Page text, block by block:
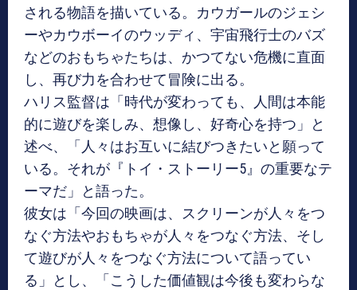
される物語を描いている。カウガールのジェシ
ーやカウボーイのウッディ、宇宙飛行士のバズ
などのおもちゃたちは、かつてない危機に直面
し、再び力を合わせて冒険に出る。
ハリス監督は「時代が変わっても、人間は本能
的に遊びを楽しみ、想像し、好奇心を持つ」と
述べ、「人々はお互いに結びつきたいと願って
いる。それが『トイ・ストーリー5』の重要なテ
ーマだ」と語った。
彼女は「今回の映画は、スクリーンが人々をつ
なぐ方法やおもちゃが人々をつなぐ方法、そし
て遊びが人々をつなぐ方法について語ってい
る」とし、「こうした価値観は今後も変わらな